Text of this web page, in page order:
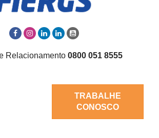
Relacionamento 0800 051 8555
TRABALHE
CONOSCO